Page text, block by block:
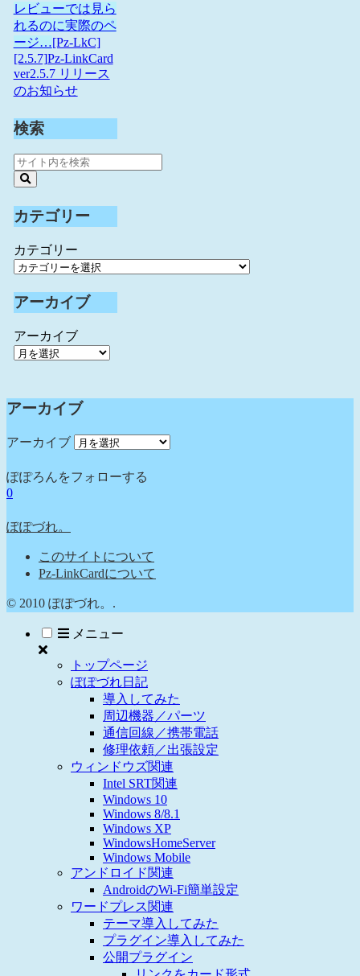
レビューでは見ら
れるのに実際のペ
ージ…[Pz-LkC]
[2.5.7]Pz-LinkCard
ver2.5.7 リリース
のお知らせ
検索
カテゴリー
カテゴリー
アーカイブ
アーカイブ
アーカイブ
アーカイブ
ぽぽろんをフォローする
0
ぽぽづれ。
このサイトについて
Pz-LinkCardについて
© 2010 ぽぽづれ。.
メニュー
トップページ
ぽぽづれ日記
導入してみた
周辺機器／パーツ
通信回線／携帯電話
修理依頼／出張設定
ウィンドウズ関連
Intel SRT関連
Windows 10
Windows 8/8.1
Windows XP
WindowsHomeServer
Windows Mobile
アンドロイド関連
AndroidのWi-Fi簡単設定
ワードプレス関連
テーマ導入してみた
プラグイン導入してみた
公開プラグイン